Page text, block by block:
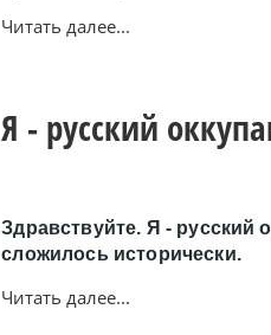
Читать далее...
Я - русский
Здравствуйте. Я - русский
сложилось исторически.
Читать далее...